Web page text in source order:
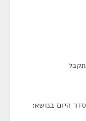
היום בנושא: